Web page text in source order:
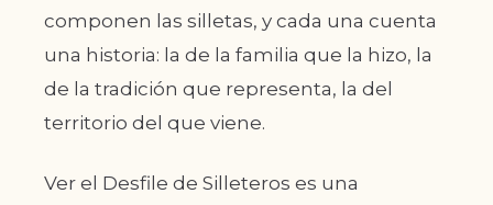
componen las silletas, y cada una cuenta
una historia: la de la familia que la hizo, la
de la tradición que representa, la del
territorio del que viene.
Ver el Desfile de Silleteros es una